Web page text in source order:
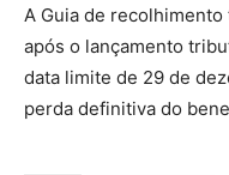
A Guia de
após o lançamento
data limite de 29 de
perda definitiva do